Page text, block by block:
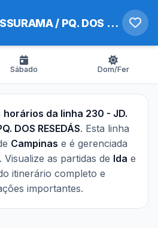
JD. IPAUSSURAMA / PQ. DOS RESEDÁS
Sábado Dom/Fer
horários da linha 230 - JD.
DOS RESEDÁS. Esta linha
Campinas e é gerenciada
. Visualize as partidas de Ida e
itinerário completo e
importantes.